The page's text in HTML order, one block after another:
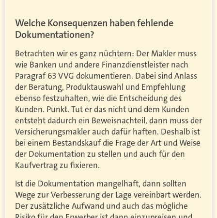
Welche Konsequenzen haben fehlende
Dokumentationen?
Betrachten wir es ganz nüchtern: Der Makler muss
wie Banken und andere Finanzdienstleister nach
Paragraf 63 VVG dokumentieren. Dabei sind Anlass
der Beratung, Produktauswahl und Empfehlung
ebenso festzuhalten, wie die Entscheidung des
Kunden. Punkt. Tut er das nicht und dem Kunden
entsteht dadurch ein Beweisnachteil, dann muss der
Versicherungsmakler auch dafür haften. Deshalb ist
bei einem Bestandskauf die Frage der Art und Weise
der Dokumentation zu stellen und auch für den
Kaufvertrag zu fixieren.
Ist die Dokumentation mangelhaft, dann sollten
Wege zur Verbesserung der Lage vereinbart werden.
Der zusätzliche Aufwand und auch das mögliche